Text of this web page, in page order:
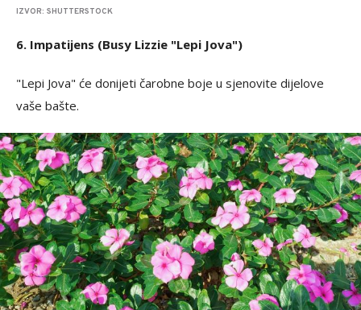
IZVOR: SHUTTERSTOCK
6. Impatijens (Busy Lizzie "Lepi Jova")
"Lepi Jova" će donijeti čarobne boje u sjenovite dijelove
vaše bašte.